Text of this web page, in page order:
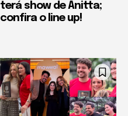
terá show de Anitta;
confira o line up!